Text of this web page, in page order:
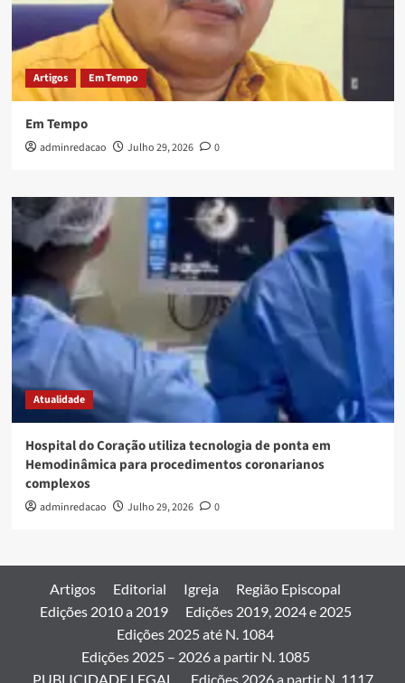
Artigos Em Tempo
Em Tempo
adminredacao Julho 29, 2026 0
Atualidade
Hospital do Coração utiliza tecnologia de ponta em
Hemodinâmica para procedimentos coronarianos
complexos
adminredacao Julho 29, 2026 0
Artigos Editorial Igreja
Região Episcopal
Edições 2010 a 2019
Edições 2019, 2024 e 2025
Edições 2025 até N. 1084
Edições 2025 – 2026 a partir N. 1085
PUBLICIDADE LEGAL
Edições 2026 a partir N. 1117